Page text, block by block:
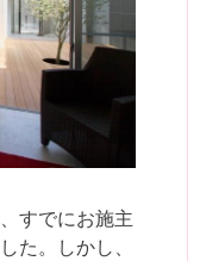
すでにお施主
た。しかし、